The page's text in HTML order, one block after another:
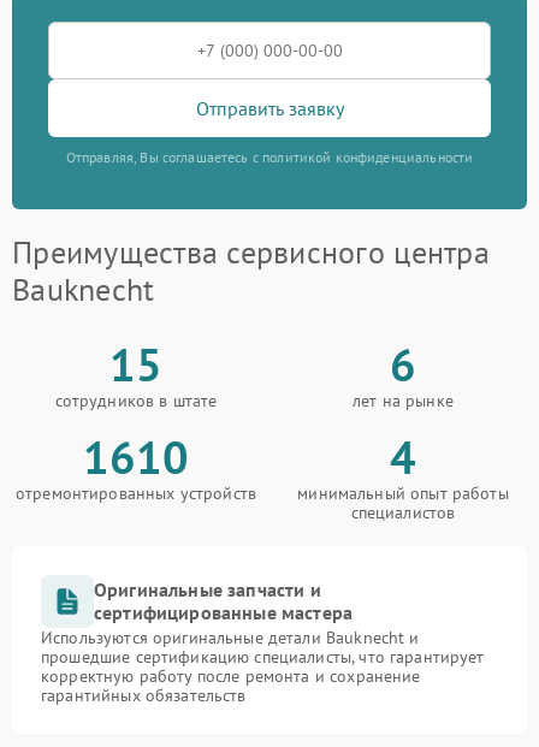
Отправить заявку
Отправляя, Вы соглашаетесь с политикой конфиденциальности
Преимущества сервисного центра
Bauknecht
15
сотрудников в штате
6
лет на рынке
1610
отремонтированных устройств
4
минимальный опыт работы
специалистов
Оригинальные запчасти и
сертифицированные мастера
Используются оригинальные детали Bauknecht и
прошедшие сертификацию специалисты, что гарантирует
корректную работу после ремонта и сохранение
гарантийных обязательств